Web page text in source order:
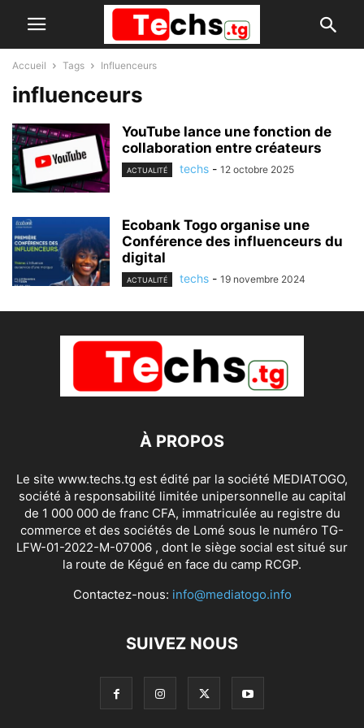
Accueil Tags Influenceurs
influenceurs
YouTube lance une fonction de
collaboration entre créateurs
ACTUALITÉ techs - 12 octobre 2025
Ecobank Togo organise une
Conférence des influenceurs du
digital
ACTUALITÉ techs - 19 novembre 2024
À PROPOS
Le site www.techs.tg est édité par la société MEDIATOGO,
société à responsabilité limitée unipersonnelle au capital
de 1 000 000 de franc CFA, immatriculée au registre du
commerce et des sociétés de Lomé sous le numéro TG-
LFW-01-2022-M-07006 , dont le siège social est situé sur
la route de Kégué en face du camp RCGP.
Contactez-nous: info@mediatogo.info
SUIVEZ NOUS